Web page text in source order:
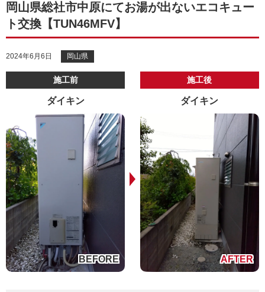
岡山県総社市中原にてお湯が出ないエコキュー
ト交換【TUN46MFV】
2024年6月6日 岡山県
施工前
ダイキン
施工後
ダイキン